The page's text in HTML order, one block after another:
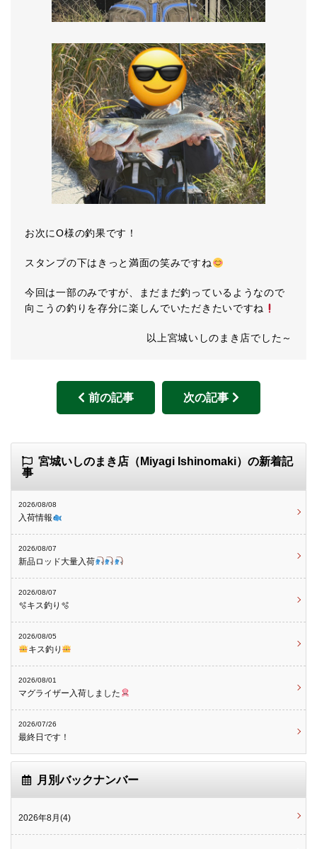
お次にO様の釣果です！
スタンプの下はきっと満面の笑みですね
今回は一部のみですが、まだまだ釣っているようなので
向こうの釣りを存分に楽しんでいただきたいですね
以上宮城いしのまき店でした～
前の記事 次の記事
宮城いしのまき店（Miyagi Ishinomaki）の新着記
事
2026/08/08
入荷情報
2026/08/07
新品ロッド大量入荷
2026/08/07
🫧キス釣り🫧
2026/08/05
キス釣り
2026/08/01
マグライザー入荷しました
2026/07/26
最終日です！
月別バックナンバー
2026年8月(4)